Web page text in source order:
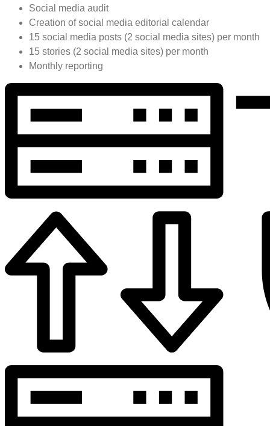
Social media audit
Creation of social media editorial calendar
15 social media posts (2 social media sites) per month
15 stories (2 social media sites) per month
Monthly reporting